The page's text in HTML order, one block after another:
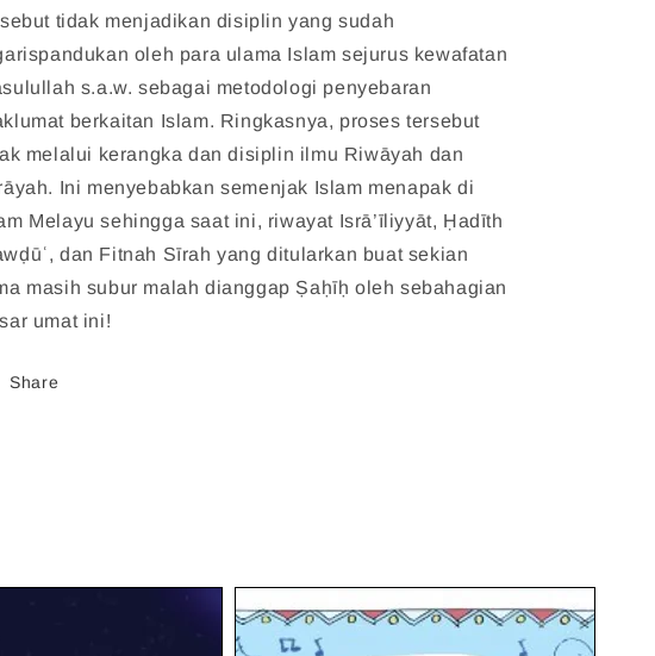
tidak menjadikan disiplin yang sudah
oleh para ulama Islam sejurus kewafatan
s.a.w. sebagai metodologi penyebaran
berkaitan Islam. Ringkasnya, proses tersebut
melalui kerangka dan disiplin ilmu Riwāyah dan
Ini menyebabkan semenjak Islam menapak di
Melayu sehingga saat ini, riwayat Isrā’īliyyāt, Ḥadīth
dan Fitnah Sīrah yang ditularkan buat sekian
masih subur malah dianggap Ṣaḥīḥ oleh sebahagian
umat ini!
Share